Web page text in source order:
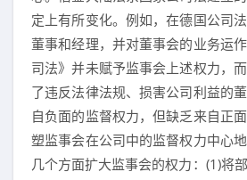
定上有所变化。例如，在德国公司
董事和经理，并对董事会的业务运
司法》并未赋予监事会上述权力，
了违反法律法规、损害公司利益的
自负面的监督权力，但缺乏来自正
塑监事会在公司中的监督权力中心
几个方面扩大监事会的权力：(1)将